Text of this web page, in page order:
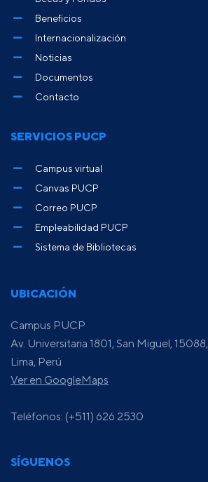
UBICACIÓN
Campus PUCP
Av. Universitaria 1801, San Miguel, 15088,
Lima, Perú
Ver en GoogleMaps
Teléfonos: (+511) 626 2530
SÍGUENOS
Beneficios
Internacionalización
Noticias
Documentos
Contacto
SERVICIOS PUCP
Campus virtual
Canvas PUCP
Correo PUCP
Empleabilidad PUCP
Sistema de Bibliotecas